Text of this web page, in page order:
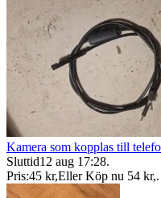
Kamera som kopplas till
Sluttid12 aug 17:28.
Pris:45 kr,Eller Köp nu 54 kr,.